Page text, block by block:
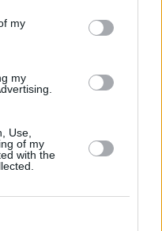
en este sitio web o
my
my
Use,
of my
with the